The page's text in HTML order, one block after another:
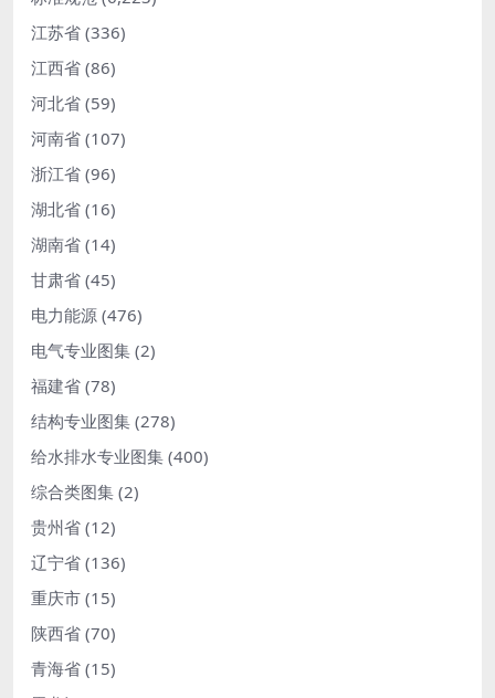
江苏省 (336)
江西省 (86)
河北省 (59)
河南省 (107)
浙江省 (96)
湖北省 (16)
湖南省 (14)
甘肃省 (45)
电力能源 (476)
电气专业图集 (2)
福建省 (78)
结构专业图集 (278)
给水排水专业图集 (400)
综合类图集 (2)
贵州省 (12)
辽宁省 (136)
重庆市 (15)
陕西省 (70)
青海省 (15)